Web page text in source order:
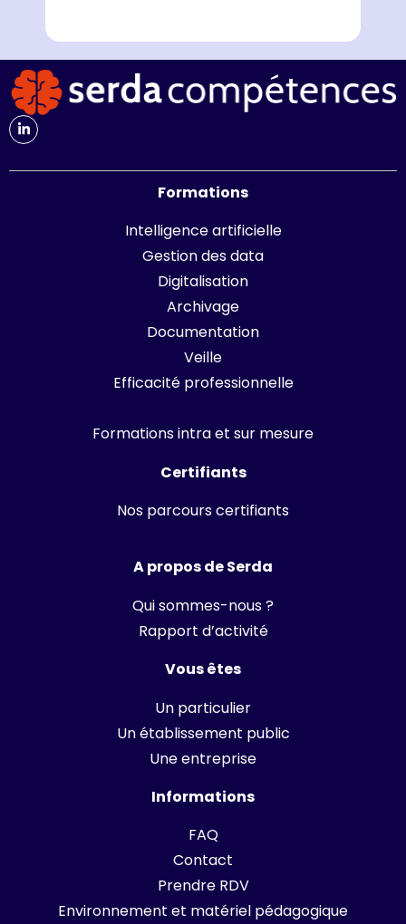
Formations
Intelligence artificielle
Gestion des data
Digitalisation
Archivage
Documentation
Veille
Efficacité professionnelle
Formations intra et sur mesure
Certifiants
Nos parcours certifiants
A propos de Serda
Qui sommes-nous ?
Rapport d’activité
Vous êtes
Un particulier
Un établissement public
Une entreprise
Informations
FAQ
Contact
Prendre RDV
Environnement et matériel pédagogique